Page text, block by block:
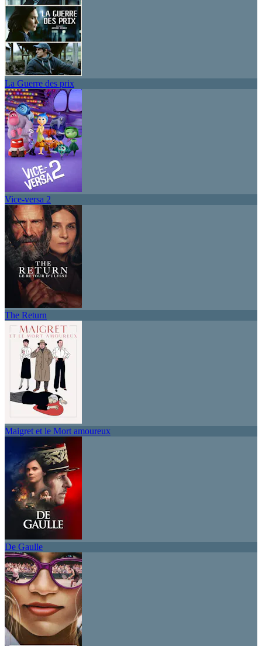
La Guerre des prix
Vice-versa 2
The Return
Maigret et le Mort amoureux
De Gaulle